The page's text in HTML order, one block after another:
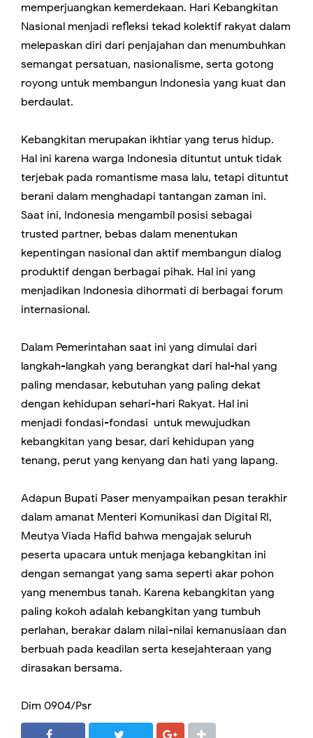
memperjuangkan kemerdekaan. Hari Kebangkitan
Nasional menjadi refleksi tekad kolektif rakyat dalam
melepaskan diri dari penjajahan dan menumbuhkan
semangat persatuan, nasionalisme, serta gotong
royong untuk membangun Indonesia yang kuat dan
berdaulat.
Kebangkitan merupakan ikhtiar yang terus hidup.
Hal ini karena warga Indonesia dituntut untuk tidak
terjebak pada romantisme masa lalu, tetapi dituntut
berani dalam menghadapi tantangan zaman ini.
Saat ini, Indonesia mengambil posisi sebagai
trusted partner, bebas dalam menentukan
kepentingan nasional dan aktif membangun dialog
produktif dengan berbagai pihak. Hal ini yang
menjadikan Indonesia dihormati di berbagai forum
internasional.
Dalam Pemerintahan saat ini yang dimulai dari
langkah-langkah yang berangkat dari hal-hal yang
paling mendasar, kebutuhan yang paling dekat
dengan kehidupan sehari-hari Rakyat. Hal ini
menjadi fondasi-fondasi untuk mewujudkan
kebangkitan yang besar, dari kehidupan yang
tenang, perut yang kenyang dan hati yang lapang.
Adapun Bupati Paser menyampaikan pesan terakhir
dalam amanat Menteri Komunikasi dan Digital RI,
Meutya Viada Hafid bahwa mengajak seluruh
peserta upacara untuk menjaga kebangkitan ini
dengan semangat yang sama seperti akar pohon
yang menembus tanah. Karena kebangkitan yang
paling kokoh adalah kebangkitan yang tumbuh
perlahan, berakar dalam nilai-nilai kemanusiaan dan
berbuah pada keadilan serta kesejahteraan yang
dirasakan bersama.
Dim 0904/Psr